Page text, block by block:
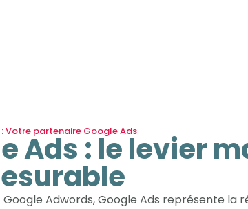
: Votre partenaire Google Ads
Ads : le levier
Adwords, Google Ads représente la